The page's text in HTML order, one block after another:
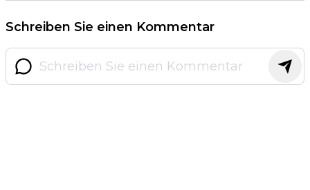
Schreiben Sie einen Kommentar